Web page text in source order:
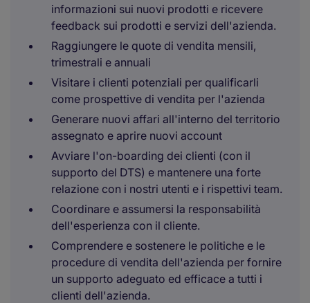
informazioni sui nuovi prodotti e ricevere
feedback sui prodotti e servizi dell'azienda.
Raggiungere le quote di vendita mensili,
trimestrali e annuali
Visitare i clienti potenziali per qualificarli
come prospettive di vendita per l'azienda
Generare nuovi affari all'interno del territorio
assegnato e aprire nuovi account
Avviare l'on-boarding dei clienti (con il
supporto del DTS) e mantenere una forte
relazione con i nostri utenti e i rispettivi team.
Coordinare e assumersi la responsabilità
dell'esperienza con il cliente.
Comprendere e sostenere le politiche e le
procedure di vendita dell'azienda per fornire
un supporto adeguato ed efficace a tutti i
clienti dell'azienda.